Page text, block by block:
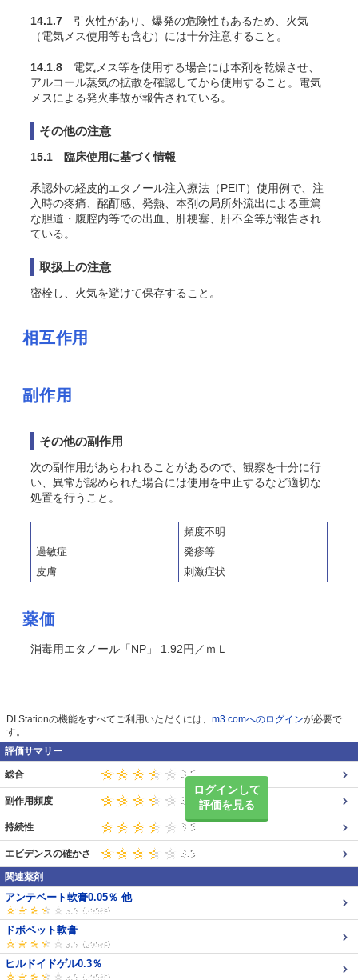
14.1.7 引火性があり、爆発の危険性もあるため、火気
（電気メス使用等も含む）には十分注意すること。
14.1.8 電気メス等を使用する場合には本剤を乾燥させ、
アルコール蒸気の拡散を確認してから使用すること。電気
メスによる発火事故が報告されている。
その他の注意
15.1 臨床使用に基づく情報
承認外の経皮的エタノール注入療法（PEIT）使用例で、注
入時の疼痛、酩酊感、発熱、本剤の局所外流出による重篤
な胆道・腹腔内等での出血、肝梗塞、肝不全等が報告され
ている。
取扱上の注意
密栓し、火気を避けて保存すること。
相互作用
副作用
その他の副作用
次の副作用があらわれることがあるので、観察を十分に行
い、異常が認められた場合には使用を中止するなど適切な
処置を行うこと。
頻度不明
過敏症
発疹等
皮膚
刺激症状
薬価
消毒用エタノール「NP」 1.92円／ｍＬ
DI Stationの機能をすべてご利用いただくには、 m3.comへのログインが必要で
す。
評価サマリー
ログインして
評価を見る
総合
副作用頻度
持続性
エビデンスの確かさ
関連薬剤
アンテベート軟膏0.05％ 他
ドボベット軟膏
ヒルドイドゲル0.3％